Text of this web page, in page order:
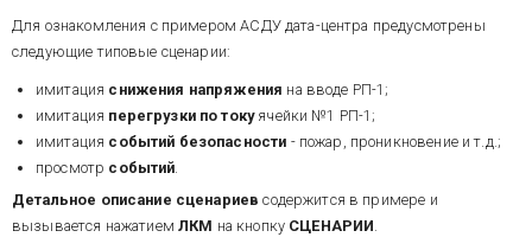
Для ознакомления с примером АСДУ дата-центра предусмотрены
следующие типовые сценарии:
имитация снижения напряжения на вводе РП-1;
имитация перегрузки по току ячейки №1 РП-1;
имитация cобытий безопасности - пожар, проникновение и т.д.;
просмотр событий
Детальное описание сценариевсодержится в примере и
вызывается нажатиемЛКМ на кнопку СЦЕНАРИИ